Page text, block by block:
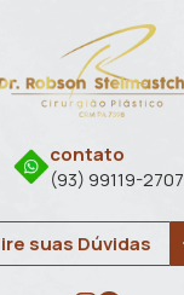
contato
(93) 99119-2707
suas Dúvidas